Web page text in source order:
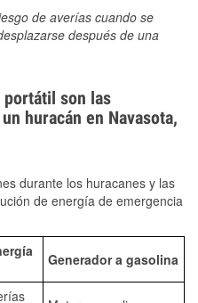
de averías cuando se
después de una
portátil son las
huracán en Navasota,
durante los huracanes y las
de energía de emergencia
Generador a gasolina